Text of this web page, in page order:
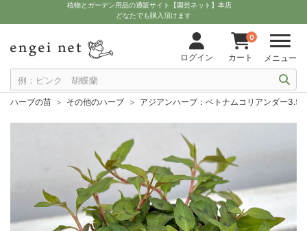
植物とガーデン用品の通販サイト【園芸ネット】本店
どなたでも購入頂けます
ログイン
0
カート メニュー
ハーブの苗 その他のハーブ アジアンハーブ：ベトナムコリアンダー3.5